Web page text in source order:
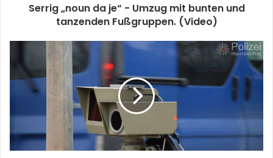
Serrig „noun da je“ - Umzug mit bunten und
tanzenden Fußgruppen. (Video)